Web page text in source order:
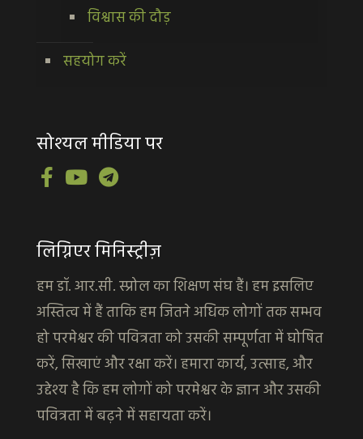
विश्वास की दौड़
सहयोग करें
सोश्यल मीडिया पर
लिग्निएर मिनिस्ट्रीज़
हम डॉ. आर.सी. स्प्रोल का शिक्षण संघ हैं। हम इसलिए
अस्तित्व में हैं ताकि हम जितने अधिक लोगों तक सम्भव
हो परमेश्वर की पवित्रता को उसकी सम्पूर्णता में घोषित
करें, सिखाएं और रक्षा करें। हमारा कार्य, उत्साह, और
उद्देश्य है कि हम लोगों को परमेश्वर के ज्ञान और उसकी
पवित्रता में बढ़ने में सहायता करें।